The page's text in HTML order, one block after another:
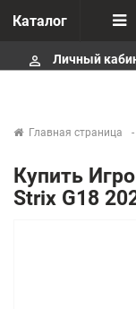
Каталог
Отзывы
Гарантия
perm_identity Личный
Главная страница
Купить
Strix G18